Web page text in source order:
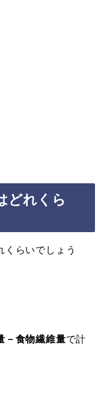
どれくら
くらいでしょう
－食物繊維量で計